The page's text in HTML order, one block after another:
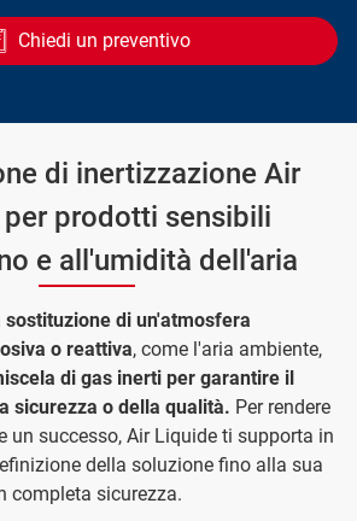
Chiedi un preventivo
di inertizzazione Air
prodotti sensibili
e all'umidità dell'aria
sostituzione di un'atmosfera
o reattiva, come l'aria ambiente,
di gas inerti per garantire il
sicurezza o della qualità. Per rendere
un successo, Air Liquide ti supporta in
della soluzione fino alla sua
completa sicurezza.